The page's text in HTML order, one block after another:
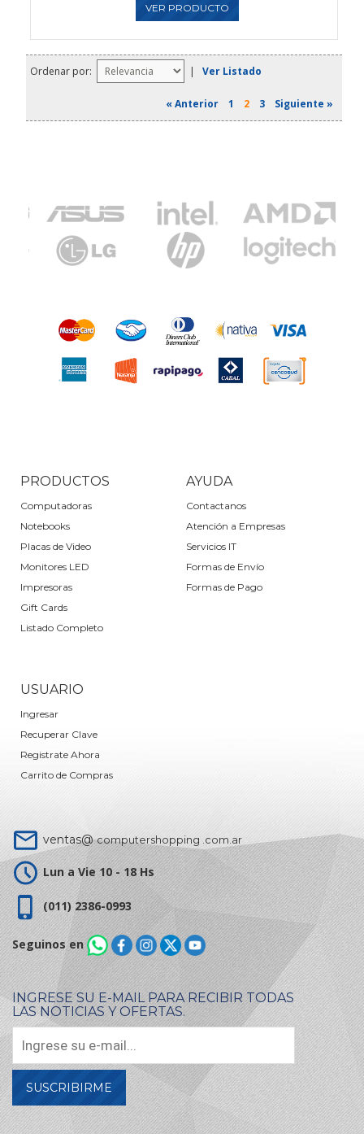
VER PRODUCTO
Ordenar por: | Ver Listado
« Anterior 1 2 3 Siguiente »
PRODUCTOS
Computadoras
Notebooks
Placas de Video
Monitores LED
Impresoras
Gift Cards
Listado Completo
AYUDA
Contactanos
Atención a Empresas
Servicios IT
Formas de Envío
Formas de Pago
USUARIO
Ingresar
Recuperar Clave
Registrate Ahora
Carrito de Compras
ventas@computershopping .com.ar
Lun a Vie 10 - 18 Hs
(011) 2386-0993
Seguinos en
INGRESE SU E-MAIL PARA RECIBIR TODAS
LAS NOTICIAS Y OFERTAS.
SUSCRIBIRME